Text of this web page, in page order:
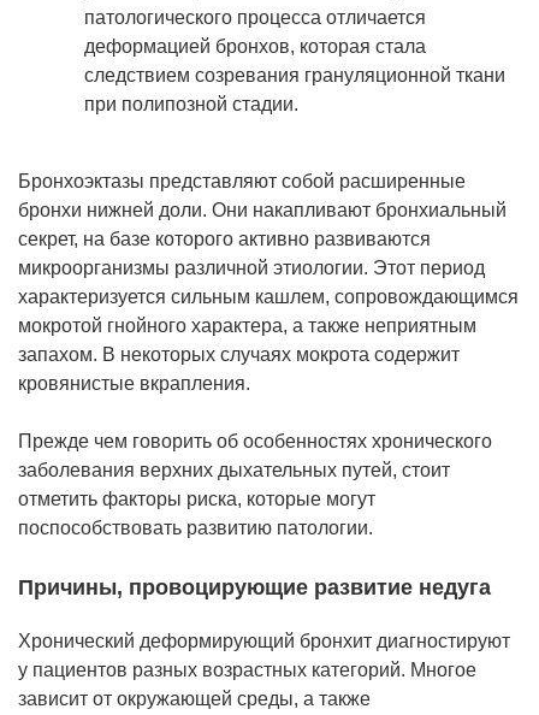
патологического процесса отличается
деформацией бронхов, которая стала
следствием созревания грануляционной ткани
при полипозной стадии.
Бронхоэктазы представляют собой расширенные
бронхи нижней доли. Они накапливают бронхиальный
секрет, на базе которого активно развиваются
микроорганизмы различной этиологии. Этот период
характеризуется сильным кашлем, сопровождающимся
мокротой гнойного характера, а также неприятным
запахом. В некоторых случаях мокрота содержит
кровянистые вкрапления.
Прежде чем говорить об особенностях хронического
заболевания верхних дыхательных путей, стоит
отметить факторы риска, которые могут
поспособствовать развитию патологии.
Причины, провоцирующие развитие недуга
Хронический деформирующий бронхит диагностируют
у пациентов разных возрастных категорий. Многое
зависит от окружающей среды, а также